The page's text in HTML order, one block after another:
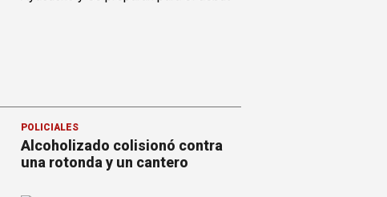
POLICIALES
Alcoholizado colisionó contra
una rotonda y un cantero